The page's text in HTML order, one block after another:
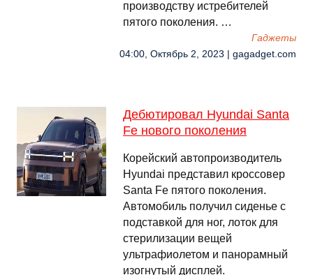
производству истребителей
пятого поколения. …
Гаджеты
04:00, Октябрь 2, 2023 | gagadget.com
Дебютировал Hyundai Santa
Fe нового поколения
Корейский автопроизводитель
Hyundai представил кроссовер
Santa Fe пятого поколения.
Автомобиль получил сиденье с
подставкой для ног, лоток для
стерилизации вещей
ультрафиолетом и панорамный
изогнутый дисплей.